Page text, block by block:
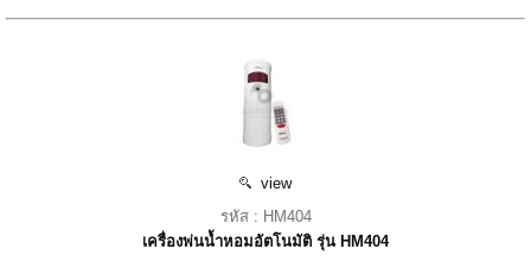
view
รหัส : HM404
เครื่องพ่นน้ำหอมอัตโนมัติ รุ่น HM404